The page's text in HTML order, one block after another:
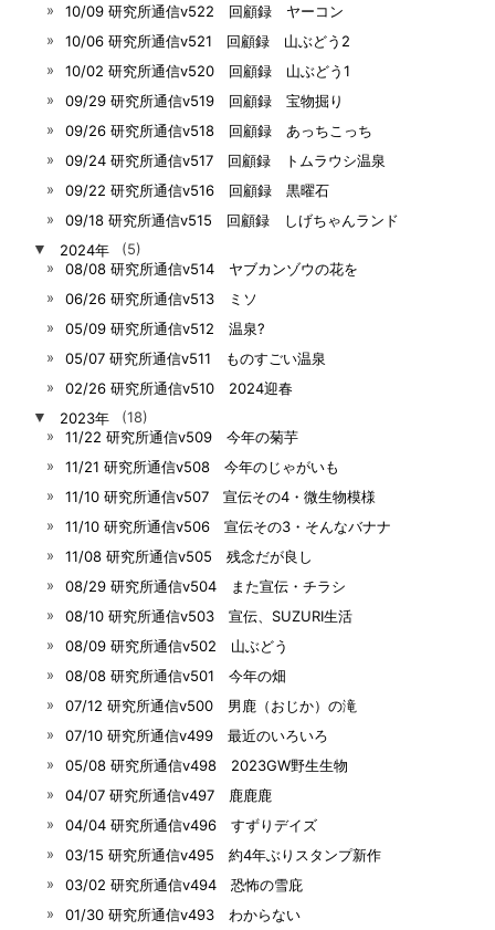
10/09 研究所通信v522 回顧録 ヤーコン
10/06 研究所通信v521 回顧録 山ぶどう2
10/02 研究所通信v520 回顧録 山ぶどう1
09/29 研究所通信v519 回顧録 宝物掘り
09/26 研究所通信v518 回顧録 あっちこっち
09/24 研究所通信v517 回顧録 トムラウシ温泉
09/22 研究所通信v516 回顧録 黒曜石
09/18 研究所通信v515 回顧録 しげちゃんランド
▼
2024年
(5)
08/08 研究所通信v514 ヤブカンゾウの花を
06/26 研究所通信v513 ミソ
05/09 研究所通信v512 温泉?
05/07 研究所通信v511 ものすごい温泉
02/26 研究所通信v510 2024迎春
▼
2023年
(18)
11/22 研究所通信v509 今年の菊芋
11/21 研究所通信v508 今年のじゃがいも
11/10 研究所通信v507 宣伝その4・微生物模様
11/10 研究所通信v506 宣伝その3・そんなバナナ
11/08 研究所通信v505 残念だが良し
08/29 研究所通信v504 また宣伝・チラシ
08/10 研究所通信v503 宣伝、SUZURI生活
08/09 研究所通信v502 山ぶどう
08/08 研究所通信v501 今年の畑
07/12 研究所通信v500 男鹿（おじか）の滝
07/10 研究所通信v499 最近のいろいろ
05/08 研究所通信v498 2023GW野生生物
04/07 研究所通信v497 鹿鹿鹿
04/04 研究所通信v496 すずりデイズ
03/15 研究所通信v495 約4年ぶりスタンプ新作
03/02 研究所通信v494 恐怖の雪庇
01/30 研究所通信v493 わからない